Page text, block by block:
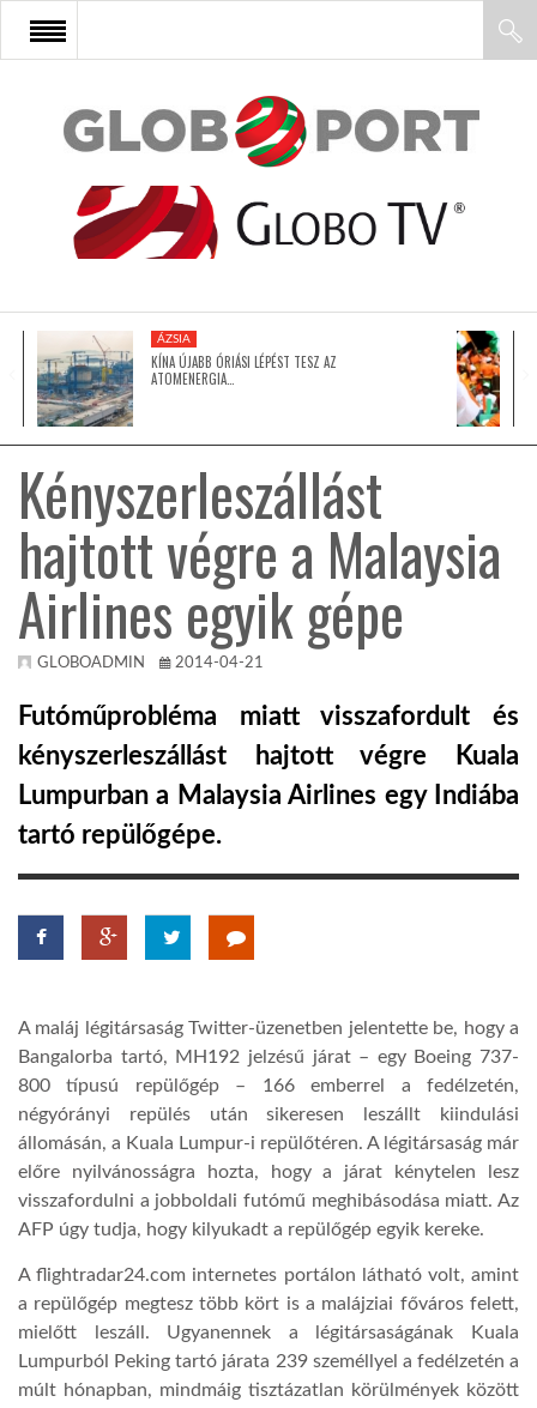
FŐOLDAL
AFRIKA
ÁZSIA
LATIN-AMERIKA
KÖZEL-KELET
AUSZTRÁLIA
A VILÁG ITTHON
HÍR3D
TROPICALMAGAZIN
GLOBOTV
AFRIKA TUDÁSTÁR
A NAP SZÉPE
ÁZSIA
KÍNA ÚJABB ÓRIÁSI LÉPÉST TESZ AZ
ATOMENERGIA…
Kényszerleszállást
hajtott végre a Malaysia
Airlines egyik gépe
GLOBOADMIN 2014-04-21
Futóműprobléma miatt visszafordult és
kényszerleszállást hajtott végre Kuala
Lumpurban a Malaysia Airlines egy Indiába
tartó repülőgépe.
A maláj légitársaság Twitter-üzenetben jelentette be, hogy a
Bangalorba tartó, MH192 jelzésű járat – egy Boeing 737-
800 típusú repülőgép – 166 emberrel a fedélzetén,
négyórányi repülés után sikeresen leszállt kiindulási
állomásán, a Kuala Lumpur-i repülőtéren. A légitársaság már
előre nyilvánosságra hozta, hogy a járat kénytelen lesz
visszafordulni a jobboldali futómű meghibásodása miatt. Az
AFP úgy tudja, hogy kilyukadt a repülőgép egyik kereke.
A flightradar24.com internetes portálon látható volt, amint
a repülőgép megtesz több kört is a malájziai főváros felett,
mielőtt leszáll. Ugyanennek a légitársaságának Kuala
Lumpurból Peking tartó járata 239 személlyel a fedélzetén a
múlt hónapban, mindmáig tisztázatlan körülmények között